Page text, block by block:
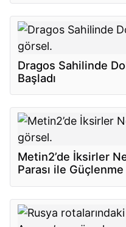
Dragos Sahilinde
Başladı
Metin2’de İksirler
Parası ile